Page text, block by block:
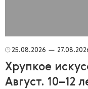
25.08.2026 —
Хрупкое
Август. 10–12